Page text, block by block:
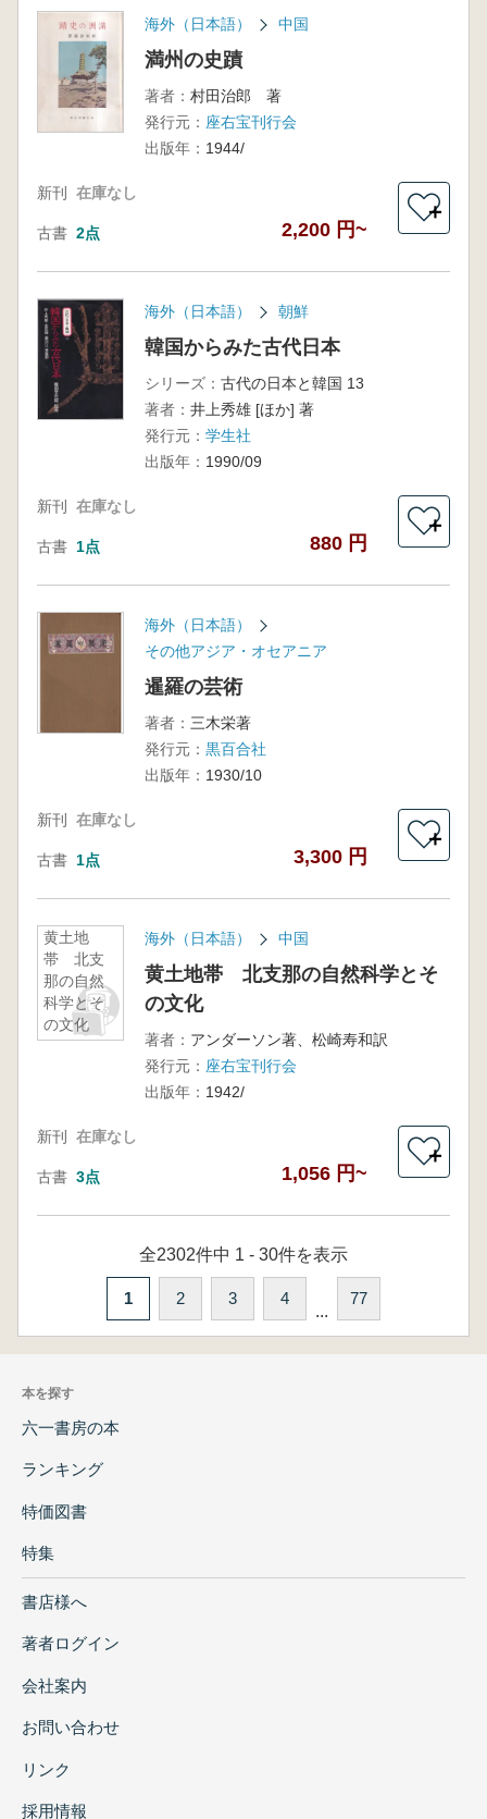
海外（日本語） 中国
満州の史蹟
著者： 村田治郎 著
発行元： 座右宝刊行会
出版年： 1944/
新刊 在庫なし
古書 2点 2,200 円~
＋
海外（日本語） 朝鮮
韓国からみた古代日本
シリーズ： 古代の日本と韓国 13
著者： 井上秀雄 [ほか] 著
発行元： 学生社
出版年： 1990/09
新刊 在庫なし
古書 1点 880 円
＋
海外（日本語）
その他アジア・オセアニア
暹羅の芸術
著者： 三木栄著
発行元： 黒百合社
出版年： 1930/10
新刊 在庫なし
古書 1点 3,300 円
＋
黄土地
帯 北支
那の自然
科学とそ
の文化
海外（日本語） 中国
黄土地帯 北支那の自然科学とそ
の文化
著者： アンダーソン著、松崎寿和訳
発行元： 座右宝刊行会
出版年： 1942/
新刊 在庫なし
古書 3点 1,056 円~
＋
全2302件中 1 - 30件を表示
1 2 3 4
...
77
本を探す
六一書房の本
ランキング
特価図書
特集
書店様へ
著者ログイン
会社案内
お問い合わせ
リンク
採用情報